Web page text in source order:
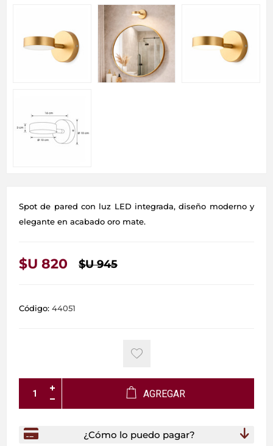
Spot de pared con luz LED integrada, diseño moderno y
elegante en acabado oro mate.
$U 820 $U 945
Código: 44051
AGREGAR
¿Cómo lo puedo pagar?